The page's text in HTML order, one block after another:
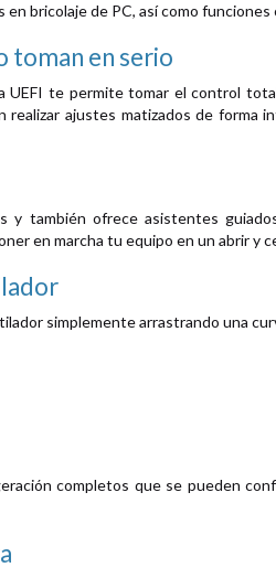
bricolaje de PC, así como
toman en serio
te permite tomar el control
realizar ajustes matizados de
y también ofrece asistentes
en marcha tu equipo en un abrir y
simplemente arrastrando una
completos que se pueden